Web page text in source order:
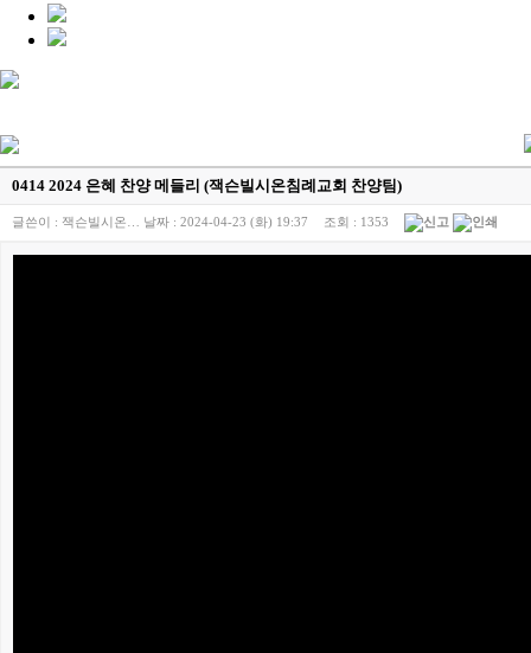
0414 2024 은혜 찬양 메들리 (잭슨빌시온침례교회 찬양팀)
글쓴이 : 잭슨빌시온… 날짜 : 2024-04-23 (화) 19:37 조회 : 1353